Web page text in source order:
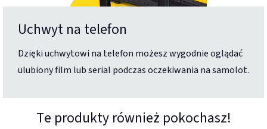
Uchwyt na telefon
Dzięki uchwytowi na telefon możesz wygodnie oglądać
ulubiony film lub serial podczas oczekiwania na samolot.
Te produkty również pokochasz!